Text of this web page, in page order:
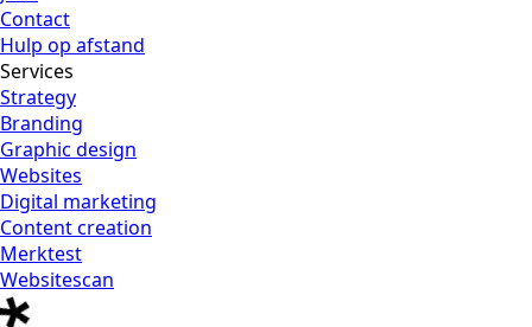
Contact
Hulp op afstand
Services
Strategy
Branding
Graphic design
Websites
Digital marketing
Content creation
Merktest
Websitescan